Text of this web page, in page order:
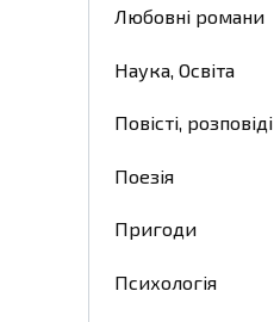
Любовні романи
Наука, Освіта
Повісті, розповіді
Поезія
Пригоди
Психологія